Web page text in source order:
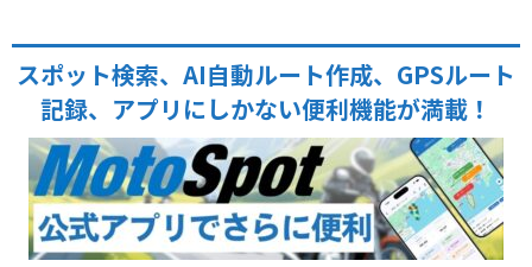
スポット検索、AI自動ルート作成、GPSルート
記録、アプリにしかない便利機能が満載！